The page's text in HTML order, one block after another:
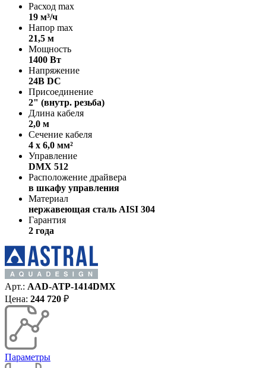
Расход max
19 м³/ч
Напор max
21,5 м
Мощность
1400 Вт
Напряжение
24B DC
Присоединение
2" (внутр. резьба)
Длина кабеля
2,0 м
Сечение кабеля
4 х 6,0 мм²
Управление
DMX 512
Расположение драйвера
в шкафу управления
Материал
нержавеющая сталь AISI 304
Гарантия
2 года
Арт.: AAD-ATP-1414DMX
Цена: 244 720 ₽
Параметры